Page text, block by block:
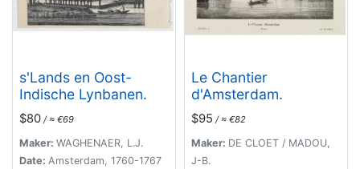
s'Lands en Oost-
Indische Lynbanen.
$80 / ≈ €69
Maker: WAGHENAER, L.J.
Date: Amsterdam, 1760-1767
Le Chantier
d'Amsterdam.
$95 / ≈ €82
Maker: DE CLOET / MADOU,
J-B.